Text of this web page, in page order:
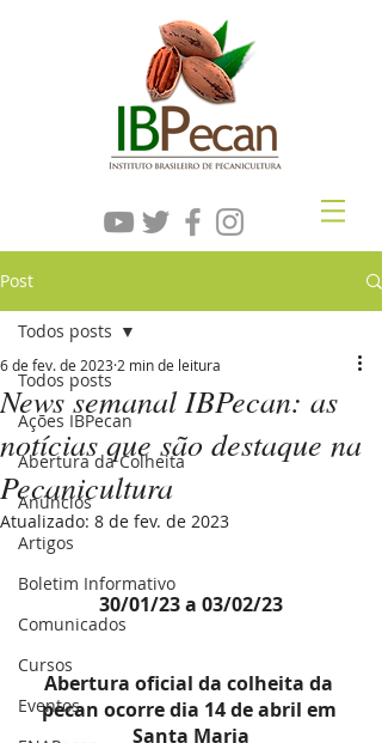
Post
Todos posts
Ações IBPecan
Abertura da Colheita
Anúncios
Artigos
Boletim Informativo
Comunicados
Cursos
Eventos
Todos posts
News semanal IBPecan: as
notícias que são destaque na
Pecanicultura
6 de fev. de 2023 2 min de leitura
Atualizado: 8 de fev. de 2023
30/01/23 a 03/02/23
Abertura oficial da colheita da
pecan ocorre dia 14 de abril em
Santa Maria